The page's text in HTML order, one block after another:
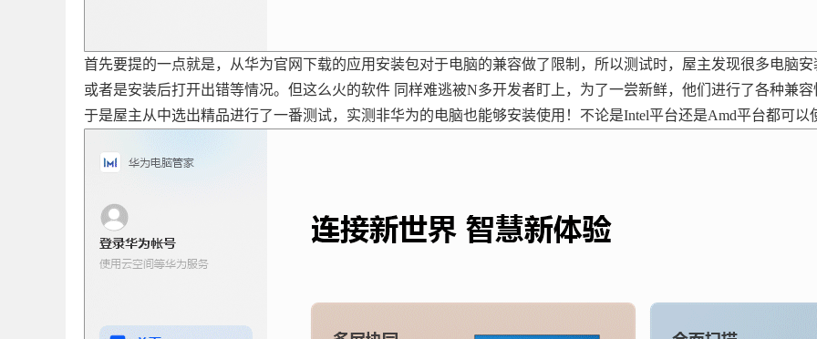
首先要提的一点就是，从华为官网下载的应用安装包对于电脑的兼容做了限制，所以测试时，屋主发现很多电脑安
或者是安装后打开出错等情况。但这么火的软件 同样难逃被N多开发者盯上，为了一尝新鲜，他们进行了各种兼
于是屋主从中选出精品进行了一番测试，实测非华为的电脑也能够安装使用！不论是Intel平台还是Amd平台都可以